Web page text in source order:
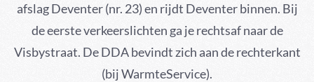
afslag Deventer (nr. 23) en rijdt Deventer binnen. Bij
de eerste verkeerslichten ga je rechtsaf naar de
Visbystraat. De DDA bevindt zich aan de rechterkant
(bij WarmteService).